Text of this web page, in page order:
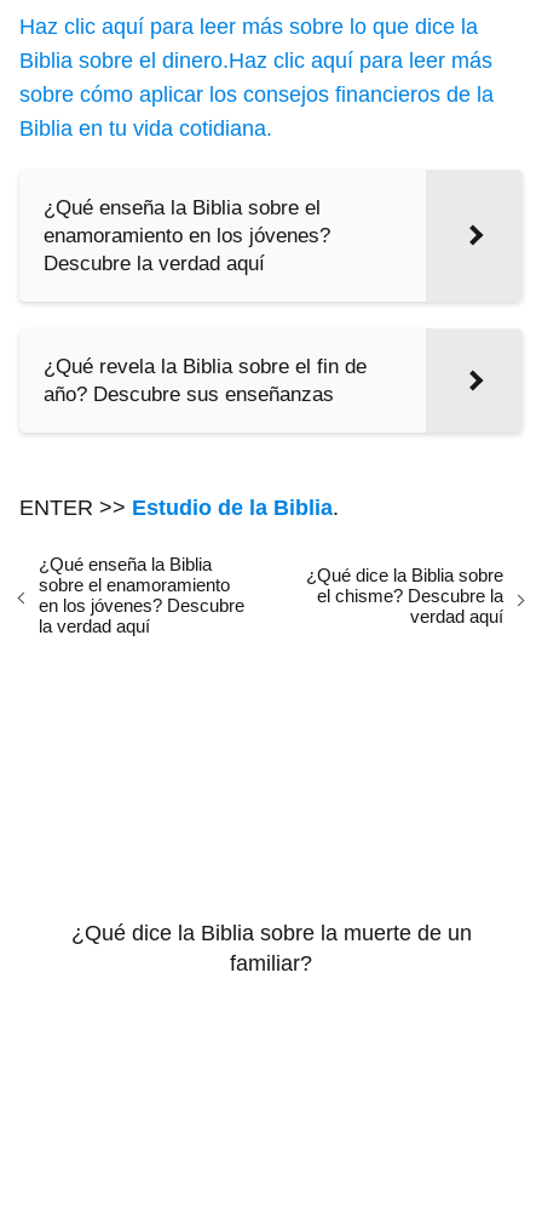
Haz clic aquí para leer más sobre lo que dice la
Biblia sobre el dinero.Haz clic aquí para leer más
sobre cómo aplicar los consejos financieros de la
Biblia en tu vida cotidiana.
¿Qué enseña la Biblia sobre el
enamoramiento en los jóvenes?
Descubre la verdad aquí
¿Qué revela la Biblia sobre el fin de
año? Descubre sus enseñanzas
ENTER >> Estudio de la Biblia.
¿Qué enseña la Biblia
sobre el enamoramiento
en los jóvenes? Descubre
la verdad aquí
¿Qué dice la Biblia sobre
el chisme? Descubre la
verdad aquí
¿Qué dice la Biblia sobre la muerte de un
familiar?